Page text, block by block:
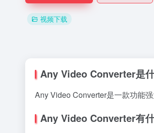
视频下载
Any Video Converter是
Any Video Converter是一款功能
Any Video Converter有